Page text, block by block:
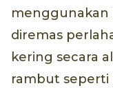
menggunakan
diremas
kering secara
rambut seperti